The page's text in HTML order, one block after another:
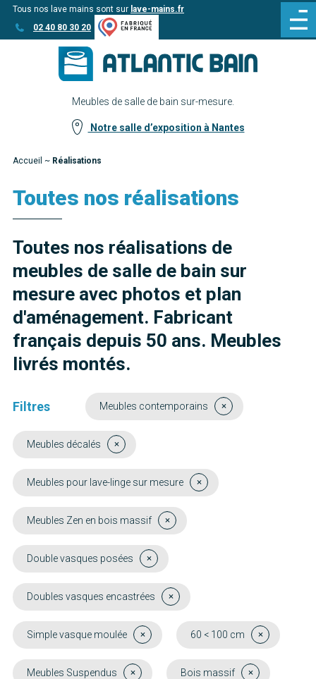
Aller
au
Aller au
contenu
Tous nos lave mains sont sur lave-mains.fr
02 40 80 30 20
Meubles de salle de bain sur-mesure.
Notre salle d’exposition à Nantes
Accueil ~ Réalisations
Toutes nos réalisations
Toutes nos réalisations de
meubles de salle de bain sur
mesure avec photos et plan
d'aménagement. Fabricant
français depuis 50 ans. Meubles
livrés montés.
Filtres Meubles contemporains
Meubles décalés
Meubles pour lave-linge sur mesure
Meubles Zen en bois massif
Double vasques posées
Doubles vasques encastrées
Simple vasque moulée 60 < 100 cm
Meubles Suspendus Bois massif